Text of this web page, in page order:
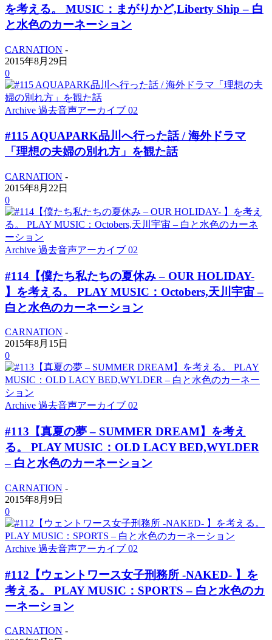
を考える。 MUSIC：まがりかど,Liberty Ship – 白
と水色のカーネーション
CARNATION -
2015年8月29日
0
Archive 過去音声アーカイブ 02
#115 AQUAPARK品川へ行った話 / 海外ドラマ
「理想の夫婦の別れ方」を観た話
CARNATION -
2015年8月22日
0
Archive 過去音声アーカイブ 02
#114【僕たち私たちの夏休み – OUR HOLIDAY-
】を考える。 PLAY MUSIC：Octobers,天川宇宙 –
白と水色のカーネーション
CARNATION -
2015年8月15日
0
Archive 過去音声アーカイブ 02
#113【真夏の夢 – SUMMER DREAM】を考え
る。 PLAY MUSIC：OLD LACY BED,WYLDER
– 白と水色のカーネーション
CARNATION -
2015年8月9日
0
Archive 過去音声アーカイブ 02
#112【ウェントワース女子刑務所 -NAKED- 】を
考える。 PLAY MUSIC：SPORTS – 白と水色のカ
ーネーション
CARNATION -